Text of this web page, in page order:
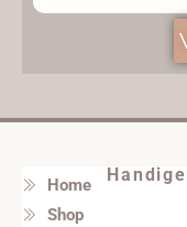
Home
Shop